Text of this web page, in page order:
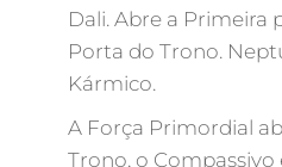
Dali. Abre a Primeira
Porta do Trono.
Kármico.
A Força Primordial
Trono, o Compassivo